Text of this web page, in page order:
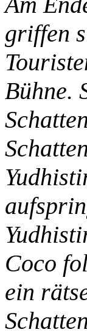
griffen
Bühne.
Coco
ein